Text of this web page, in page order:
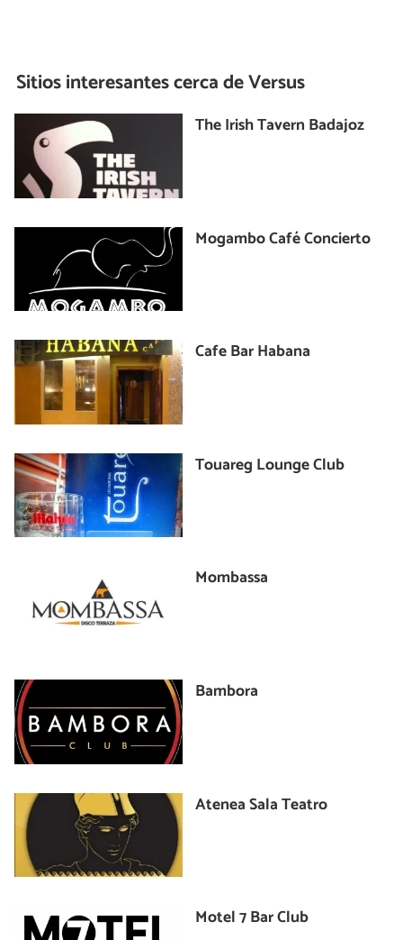
Sitios interesantes cerca deVersus
The Irish Tavern Badajoz
Mogambo Café Concierto
Cafe Bar Habana
Touareg Lounge Club
Mombassa
Bambora
Atenea Sala Teatro
Motel 7 Bar Club